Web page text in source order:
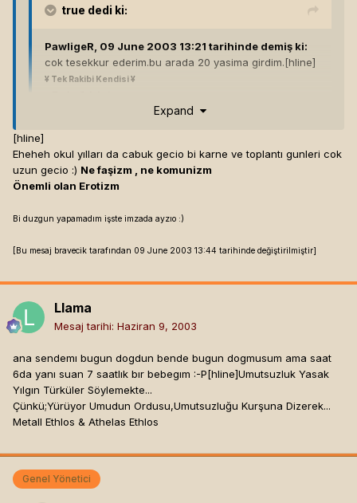
true dedi ki:
PawligeR, 09 June 2003 13:21 tarihinde demiş ki:
cok tesekkur ederim.bu arada 20 yasima girdim.[hline]
¥ Tek Rakibi Kendisi ¥
« Ankara»
Expand
ene boku yedin 20 yıllara girdinmi ömür su gibi geçer
Expand
[hline]
Eheheh okul yılları da cabuk gecio bi karne ve toplantı gunleri cok
uzun gecio :) Ne faşizm , ne komunizm
Önemli olan Erotizm
Bi duzgun yapamadım işste imzada ayzıo :)
[Bu mesaj bravecik tarafından 09 June 2003 13:44 tarihinde değiştirilmiştir]
Llama
Mesaj tarihi: Haziran 9, 2003
ana sendemı bugun dogdun bende bugun dogmusum ama saat
6da yanı suan 7 saatlık bır bebegım :-P[hline]Umutsuzluk Yasak
Yılgın Türküler Söylemekte...
Çünkü;Yürüyor Umudun Ordusu,Umutsuzluğu Kurşuna Dizerek...
Metall Ethlos & Athelas Ethlos
Genel Yönetici